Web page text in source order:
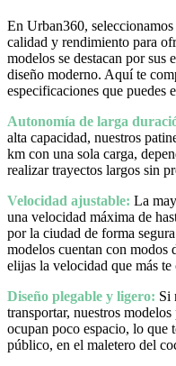
En Urban360,
calidad y rendimiento para
modelos se destacan por sus
diseño moderno. Aquí te
especificaciones que puedes
Autonomía de larga
alta capacidad, nuestros
km con una sola carga,
realizar trayectos largos sin
Velocidad ajustable: La
una velocidad máxima de
por la ciudad de forma
modelos cuentan con modos
elijas la velocidad que más te
Diseño plegable y ligero: Si
transportar, nuestros
ocupan poco espacio, lo que
público, en el maletero del